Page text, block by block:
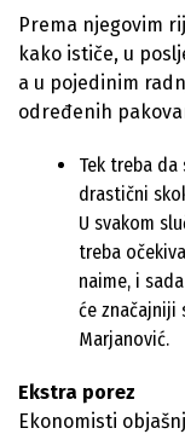
Prema njegovim
kako ističe, u
a u pojedinim
određenih
Tek treba
drastični
U svakom
treba
naime, i
će
Marjanović.
Ekstra porez
Ekonomisti